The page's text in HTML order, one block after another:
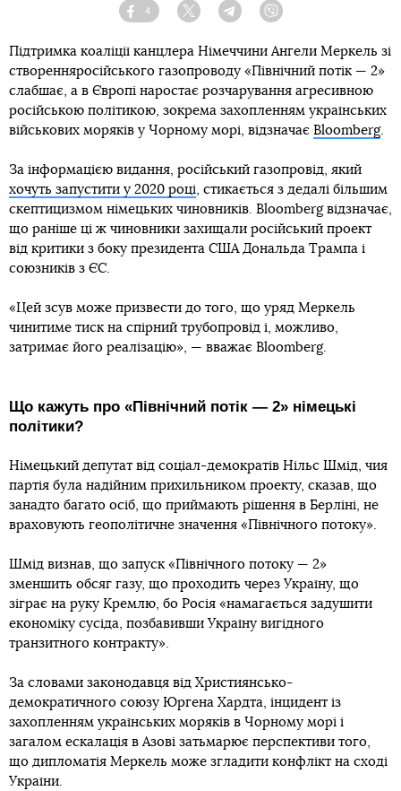
Facebook
4
Twitter TelegramViber
Підтримка коаліції канцлера Німеччини Ангели Меркель зі
створенняросійського газопроводу «Північний потік — 2»
слабшає, а в Європі наростає розчарування агресивною
російською політикою, зокрема захопленням українських
військових моряків у Чорному морі, відзначає Bloomberg.
За інформацією видання, російський газопровід, який
хочуть запустити у 2020 році, стикається з дедалі більшим
скептицизмом німецьких чиновників. Bloomberg відзначає,
що раніше ці ж чиновники захищали російський проект
від критики з боку президента США Дональда Трампа і
союзників з ЄС.
«Цей зсув може призвести до того, що уряд Меркель
чинитиме тиск на спірний трубопровід і, можливо,
затримає його реалізацію», — вважає Bloomberg.
Що кажуть про «Північний потік — 2» німецькі
політики?
Німецький депутат від соціал-демократів Нільс Шмід, чия
партія була надійним прихильником проекту, сказав, що
занадто багато осіб, що приймають рішення в Берліні, не
враховують геополітичне значення «Північного потоку».
Шмід визнав, що запуск «Північного потоку — 2»
зменшить обсяг газу, що проходить через Україну, що
зіграє на руку Кремлю, бо Росія «намагається задушити
економіку сусіда, позбавивши Україну вигідного
транзитного контракту».
За словами законодавця від Християнсько-
демократичного союзу Юргена Хардта, інцидент із
захопленням українських моряків в Чорному морі і
загалом ескалація в Азові затьмарює перспективи того,
що дипломатія Меркель може згладити конфлікт на сході
України.